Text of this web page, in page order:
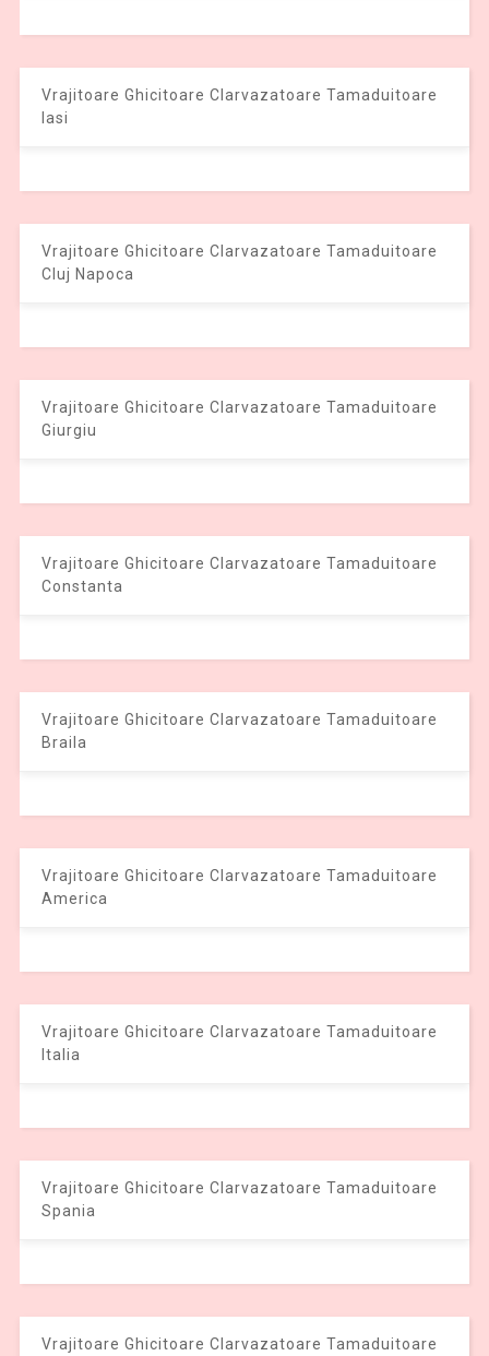
Vrajitoare Ghicitoare Clarvazatoare Tamaduitoare
Iasi
Vrajitoare Ghicitoare Clarvazatoare Tamaduitoare
Cluj Napoca
Vrajitoare Ghicitoare Clarvazatoare Tamaduitoare
Giurgiu
Vrajitoare Ghicitoare Clarvazatoare Tamaduitoare
Constanta
Vrajitoare Ghicitoare Clarvazatoare Tamaduitoare
Braila
Vrajitoare Ghicitoare Clarvazatoare Tamaduitoare
America
Vrajitoare Ghicitoare Clarvazatoare Tamaduitoare
Italia
Vrajitoare Ghicitoare Clarvazatoare Tamaduitoare
Spania
Vrajitoare Ghicitoare Clarvazatoare Tamaduitoare